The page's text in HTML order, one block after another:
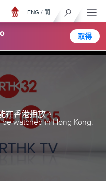
取得
ENG / 簡
在香港播放。
watched in Hong Kong.